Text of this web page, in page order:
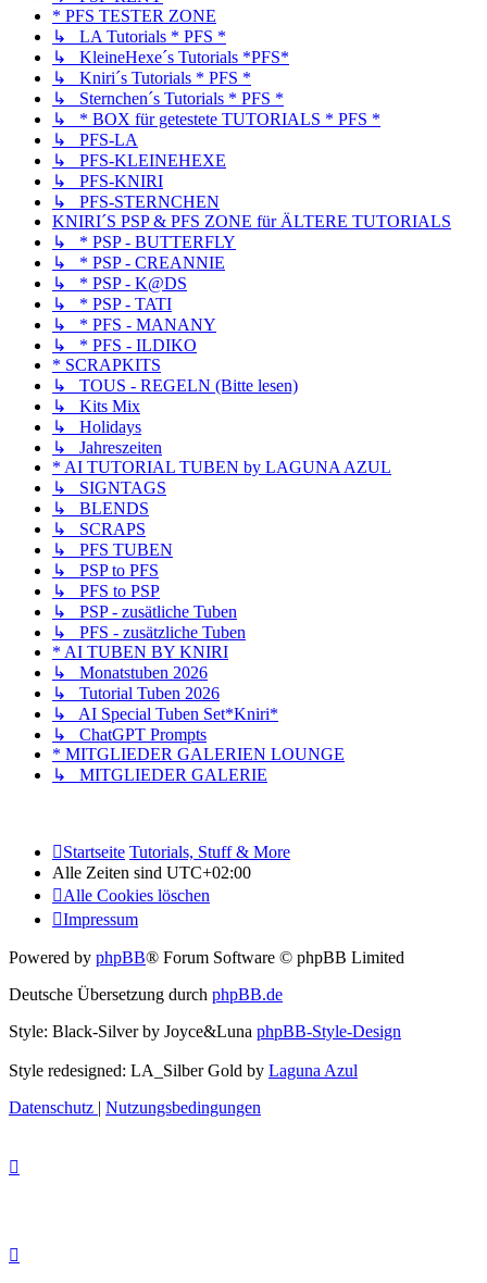
* PFS TESTER ZONE
↳ LA Tutorials * PFS *
↳ KleineHexe´s Tutorials *PFS*
↳ Kniri´s Tutorials * PFS *
↳ Sternchen´s Tutorials * PFS *
↳ * BOX für getestete TUTORIALS * PFS *
↳ PFS-LA
↳ PFS-KLEINEHEXE
↳ PFS-KNIRI
↳ PFS-STERNCHEN
KNIRI´S PSP & PFS ZONE für ÄLTERE TUTORIALS
↳ * PSP - BUTTERFLY
↳ * PSP - CREANNIE
↳ * PSP - K@DS
↳ * PSP - TATI
↳ * PFS - MANANY
↳ * PFS - ILDIKO
* SCRAPKITS
↳ TOUS - REGELN (Bitte lesen)
↳ Kits Mix
↳ Holidays
↳ Jahreszeiten
* AI TUTORIAL TUBEN by LAGUNA AZUL
↳ SIGNTAGS
↳ BLENDS
↳ SCRAPS
↳ PFS TUBEN
↳ PSP to PFS
↳ PFS to PSP
↳ PSP - zusätliche Tuben
↳ PFS - zusätzliche Tuben
* AI TUBEN BY KNIRI
↳ Monatstuben 2026
↳ Tutorial Tuben 2026
↳ AI Special Tuben Set*Kniri*
↳ ChatGPT Prompts
* MITGLIEDER GALERIEN LOUNGE
↳ MITGLIEDER GALERIE
Startseite Tutorials, Stuff & More
Alle Zeiten sind UTC+02:00
Alle Cookies löschen
Impressum
Powered by phpBB® Forum Software © phpBB Limited
Deutsche Übersetzung durch phpBB.de
Style: Black-Silver by Joyce&Luna phpBB-Style-Design
Style redesigned: LA_Silber Gold by Laguna Azul
Datenschutz | Nutzungsbedingungen